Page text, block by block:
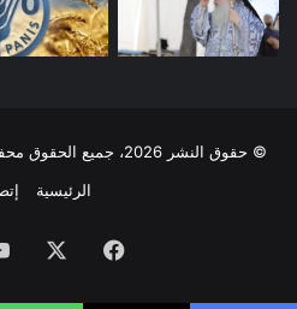
© حقوق النشر 2026، جميع الحقوق محفوظة | أُردُني - مِصداقِيةُ الخَبَر
الرئيسية
فيسبوك